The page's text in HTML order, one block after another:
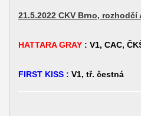
21.5.2022 CKV Brno, rozhodčí
HATTARA GRAY: V1, CAC,
FIRST KISS : V1, tř. čestná